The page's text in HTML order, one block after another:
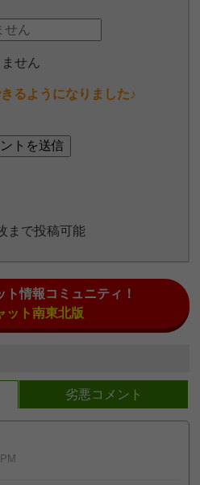
せん
るようになりました♪
まで投稿可能
ト情報コミュニティ！
ット南東北版
劣悪コメント